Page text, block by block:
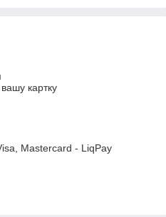
картку
Mastercard - LiqPay